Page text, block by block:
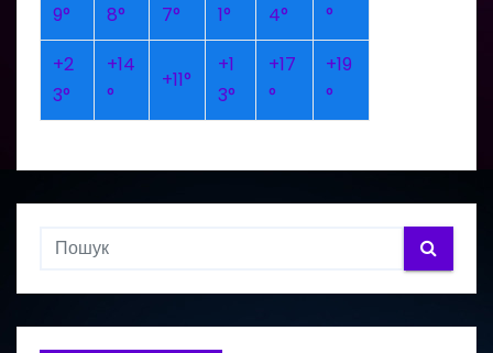
9°
8°
7°
1°
4°
°
+2
3°
+14
°
+11°
+1
3°
+17
°
+19
°